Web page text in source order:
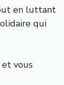
en luttant
qui
et vous